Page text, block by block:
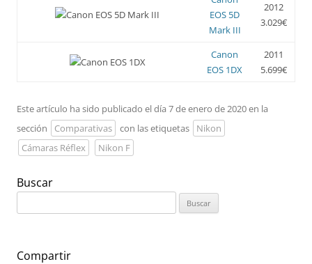
EOS 5D
Mark III
2012
3.029€
Canon
EOS 1DX
2011
5.699€
Este artículo ha sido publicado el día 7 de enero de 2020 en la
sección
Comparativas con las etiquetas
Nikon
Cámaras Réflex
Nikon F
Buscar
Compartir